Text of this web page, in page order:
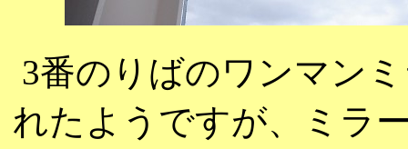
3番のりばのワンマン
れたようですが、ミラ